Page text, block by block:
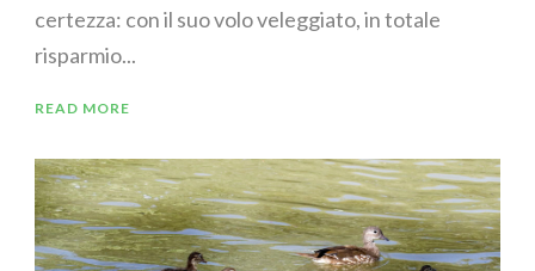
certezza: con il suo volo veleggiato, in totale
risparmio...
READ MORE